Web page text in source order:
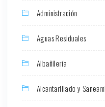
Administración
Aguas Residuales
Albañilería
Alcantarillado y